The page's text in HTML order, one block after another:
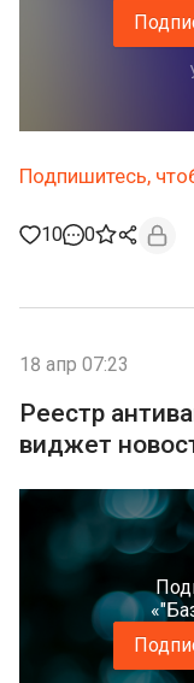
Подпишитесь,
10 0
18 апр 07:23
Реестр
виджет